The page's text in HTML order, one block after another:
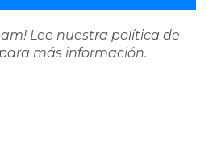
Lee nuestra política de
más información.